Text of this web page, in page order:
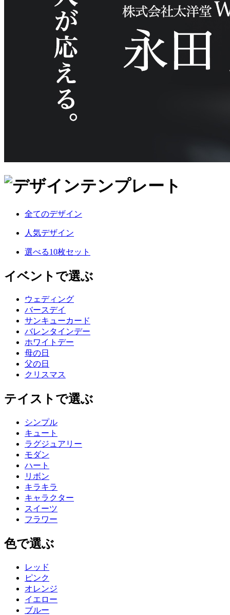
全てのデザイン
人気デザイン
選べる10枚セット
イベントで選ぶ
ウェディング
バースデイ
サンキューカード
バレンタインデー
ホワイトデー
母の日
父の日
クリスマス
テイストで選ぶ
シンプル
キュート
ラグジュアリー
モダン
ハート
リボン
キラキラ
キャラクター
スイーツ
フラワー
色で選ぶ
レッド
ピンク
オレンジ
イエロー
ブルー